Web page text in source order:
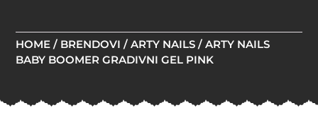
HOME / BRENDOVI /ARTY NAILS / ARTY NAILS
BABY BOOMER GRADIVNI GEL PINK